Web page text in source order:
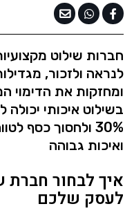
חברות שילוט
לנראה ולזכור,
ומחזקות את הדימוי
בשילוט איכותי
30% ולחסוך כסף
ואיכות גבוהה
איך לבחור
לעסק שלכם